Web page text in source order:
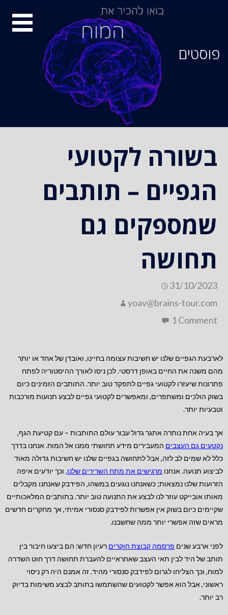
פוסטים
בשורה לקטועי
הגפיים – תותבים
שמספקים גם
תחושה
31/10/2023
yoav@brains-tour.com
1 Comment
לארבעת הגפיים שלנו יש חשיבות עצומה בחיינו, ואובדן של אחד או יותר
מהם משנה את החיים באופן דרסטי. לכן ניסו לאורך ההיסטוריה לפתח
פתרונות שיעזרו לקטועי גפיים לתפקד טוב יותר. התותבים הזמינים כיום
בשוק הולכים ומשתפרים, ומאפשרים לקטועי גפיים לבצע תנועות מורכבות
וטבעיות יותר.
אך בעיה אחת נותרה אתגר גדול עבור עולם התותבות – עם קטיעת הגף,
נקטעים גם העצבים המעבירים מידע תחושתי ממנו אל המוח. אנחנו בדרך
כלל לא שמים לב לזה, אבל לתחושה בגפיים שלנו יש חשיבות גדולה מאוד
לביצוע תנועה. אנחנו מרגישים את מתח השרירים שלנו, וכך יודעים איפה
הזרועות שלנו נמצאות; כשאנחנו נוגעים במשהו, הפידבק שאנחנו מקבלים
מאותו אובייקט עוזר לנו לבצע את התנועה טוב יותר. בתותבים המלאכותיים
שקיימים כיום בשוק אין אפשרות לפידבק סנסורי אמיתי, אך מחקרים חדשים
מראים שזה אפשרי יותר ממה שחשבנו.
לפני ארבע שנים פרסמה קבוצת חוקרים רעיון חדש: הם ביצעו חיבור בין
תותב של היד לבין תאי העצב שאחראיים להעברת תחושה דרך חוט השדרה
למוח, וכך הצליחו לגרום לפידבק סנסורי מהיד. זה אמנם היה רק ניסוי
ראשוני, אבל הוא אפשר לקטועים שהשתמשו בתותב לבצע משימות בדיוק
רב יותר.